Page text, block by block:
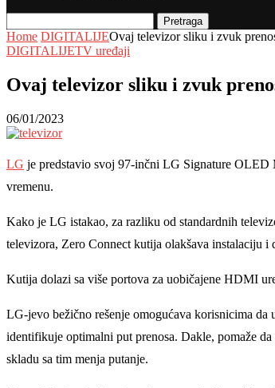
Pretraga
Home DIGITALIJEOvaj televizor sliku i zvuk
DIGITALIJETV uređaji
Ovaj televizor sliku i zvuk
06/01/2023
LG je predstavio svoj 97-inčni LG Signature OLED
vremenu.
Kako je LG istakao, za razliku od standardnih
televizora, Zero Connect kutija olakšava instalaciju i
Kutija dolazi sa više portova za uobičajene HDMI
LG-jevo bežično rešenje omogućava korisnicima
identifikuje optimalni put prenosa. Dakle, pomaže
skladu sa tim menja putanje.